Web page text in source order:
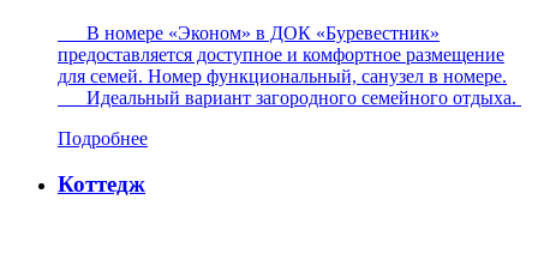
В номере «Эконом» в ДОК «Буревестник»
предоставляется доступное и комфортное размещение
для семей. Номер функциональный, санузел в номере.
Идеальный вариант загородного семейного отдыха.
Подробнее
Коттедж